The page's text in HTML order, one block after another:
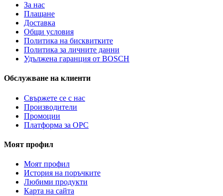
За нас
Плащане
Доставка
Общи условия
Политика на бисквитките
Политика за личните данни
Удължена гаранция от BOSCH
Обслужване на клиенти
Свържете се с нас
Производители
Промоции
Платформа за ОРС
Моят профил
Моят профил
История на поръчките
Любими продукти
Карта на сайта